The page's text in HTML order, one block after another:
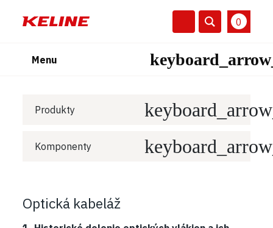
0
Menu
Produkty
Komponenty
Optická kabeláž